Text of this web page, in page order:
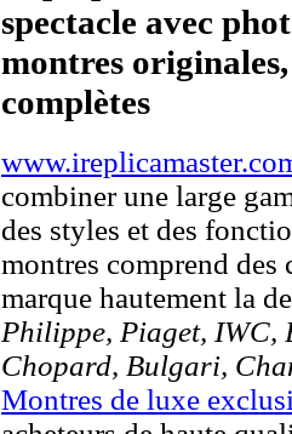
spectacle avec
montres
complètes
combiner une large
des styles et des
montres comprend des
marque hautement la
Philippe, Piaget, IWC,
Chopard, Bulgari,
Montres de luxe